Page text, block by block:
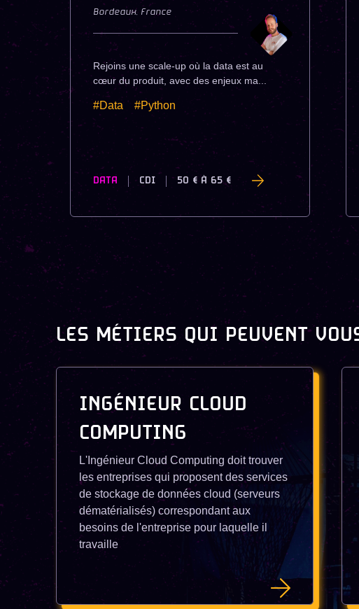
Bordeaux, France
Rejoins une scale-up où la data est au
cœur du produit, avec des enjeux ma...
#Data #Python
DATA CDI 50 € À 65 €
LES MÉTIERS QUI PEUVENT
INGÉNIEUR CLOUD
COMPUTING
L'Ingénieur Cloud Computing doit trouver
les entreprises qui proposent des services
de stockage de données cloud (serveurs
dématérialisés) correspondant aux
besoins de l'entreprise pour laquelle il
travaille